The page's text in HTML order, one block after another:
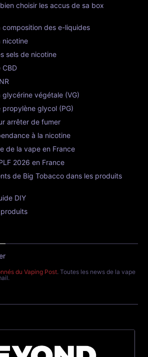
choisir les accus de sa box
composition des e-liquides
nicotine
sels de nicotine
CBD
glycérine végétale (VG)
propylène glycol (PG)
arrêter de fumer
à la nicotine
de la vape en France
2026 en France
de Big Tobacco dans les produits
DIY
du Vaping Post. Toutes les news de la vape